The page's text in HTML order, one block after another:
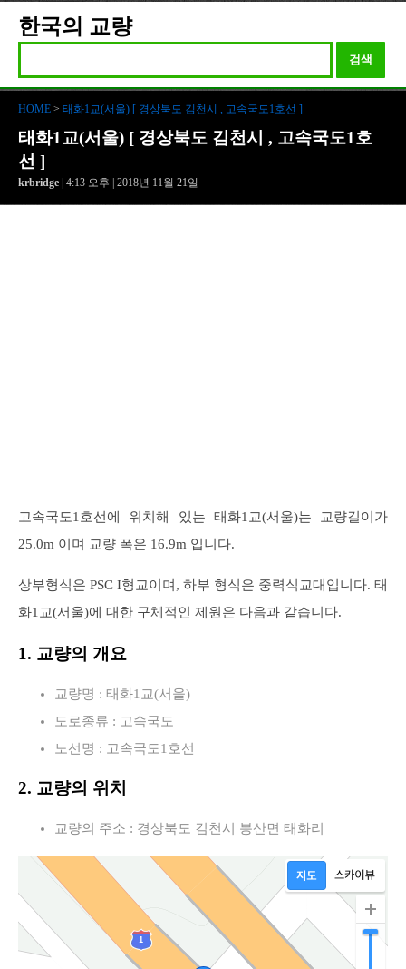
한국의 교량
검색
HOME > 태화1교(서울) [ 경상북도 김천시 , 고속국도1호선 ]
태화1교(서울) [ 경상북도 김천시 , 고속국도1호
선 ]
krbridge | 4:13 오후 | 2018년 11월 21일
고속국도1호선에 위치해 있는 태화1교(서울)는 교량길이가
25.0m 이며 교량 폭은 16.9m 입니다.
상부형식은 PSC I형교이며, 하부 형식은 중력식교대입니다. 태
화1교(서울)에 대한 구체적인 제원은 다음과 같습니다.
1. 교량의 개요
교량명 : 태화1교(서울)
도로종류 : 고속국도
노선명 : 고속국도1호선
2. 교량의 위치
교량의 주소 : 경상북도 김천시 봉산면 태화리